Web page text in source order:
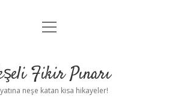
Anasayfa
Yasal Uyarı
menüyü
Fikir Pınarı
neşe katan kısa hikayeler!